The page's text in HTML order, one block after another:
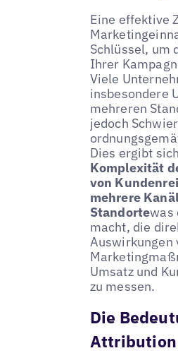
Eine effektive
Schlüssel, um
Ihrer
Viele
insbesondere
mehreren
jedoch
Dies ergibt
Komplexität
von
mehrere
Standortewas
macht, die
Auswirkungen
Umsatz und
zu messen.
Die
Attribution